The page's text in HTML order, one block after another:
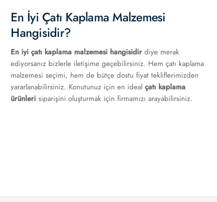
En İyi Çatı Kaplama Malzemesi
Hangisidir?
En iyi çatı kaplama malzemesi hangisidir diye merak
ediyorsanız bizlerle iletişime geçebilirsiniz. Hem çatı kaplama
malzemesi seçimi, hem de bütçe dostu fiyat tekliflerimizden
yararlanabilirsiniz. Konutunuz için en idealçatı kaplama
ürünleri siparişini oluşturmak için firmamızı arayabilirsiniz.